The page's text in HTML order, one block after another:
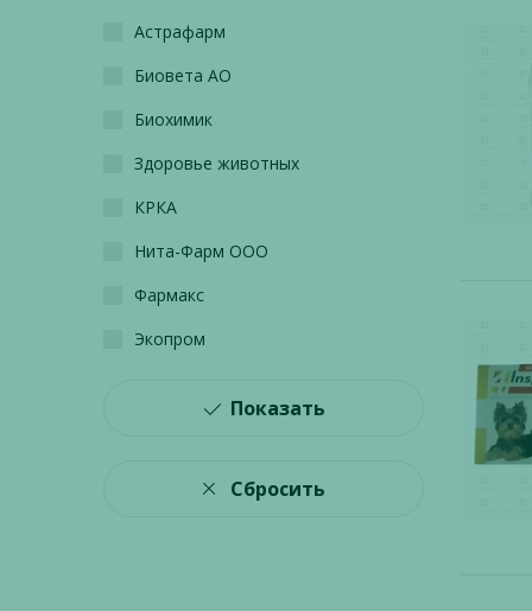
Астрафарм
Биовета АО
Биохимик
Здоровье животных
КРКА
Нита-Фарм ООО
Фармакс
Экопром
Показать
Сбросить